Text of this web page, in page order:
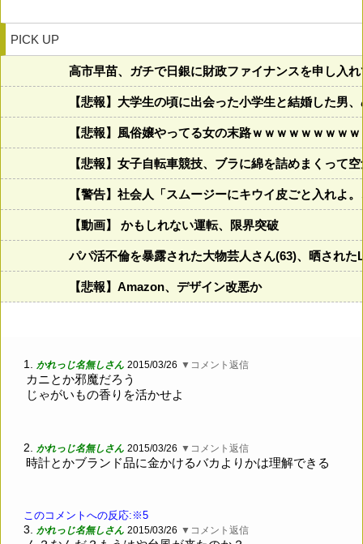
PICK UP
高市早苗、ガチで日銀に財政ファイナンスを申し入
【悲報】大学生の頃に出会った小学生と結婚した
【悲報】風俗嬢やってる女の末路ｗｗｗｗｗｗｗｗ
【悲報】女子自転車競技、ブラに綿を詰めまくって
【警告】社会人「スムージーにキウイ皮ごと入れ
【動画】 かもしれない運転、限界突破
パパ活不倫を暴露された大物芸人さん(63)、晒され
【悲報】Amazon、デザイン改悪か
1. かれっじ名無しさん 2015/03/26 ▼コメント返信
カニとか邪魔だろう
じゃがいもの香りを活かせよ
2. かれっじ名無しさん 2015/03/26 ▼コメント返信
時計とかブランド品に金かけるバカよりかは理解できる
このコメントへの反応:※5
3. かれっじ名無しさん 2015/03/26 ▼コメント返信